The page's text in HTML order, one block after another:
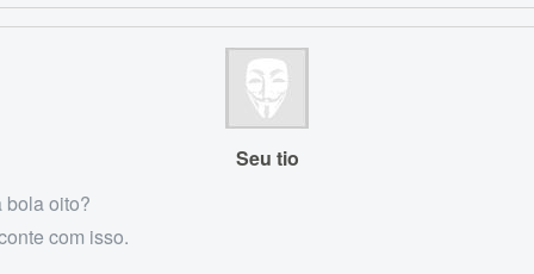
Seu tio
bola oito?
com isso.